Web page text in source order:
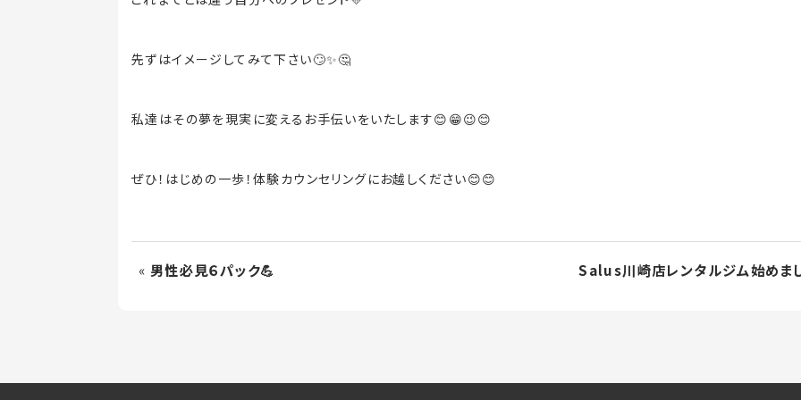
先ずはイメージしてみて下さい🙄✨🤔
私達はその夢を現実に変えるお手伝いをいたします😊😁😉😊
ぜひ！はじめの一歩！体験カウンセリングにお越しください😊😊
« 男性必見６パック💪 Salus川崎店レンタルジム始めま